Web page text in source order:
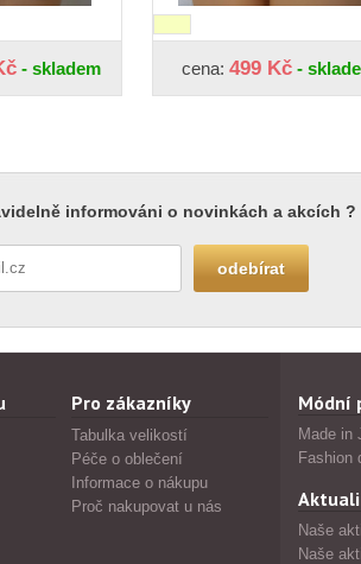
- skladem cena: 499 Kč -
informováni o novinkách a akcích ?
Pro zákazníky
Tabulka velikostí
Péče o oblečení
Informace o nákupu
Proč nakupovat u nás
Módní
Made in
Fashion
Naše
Naše